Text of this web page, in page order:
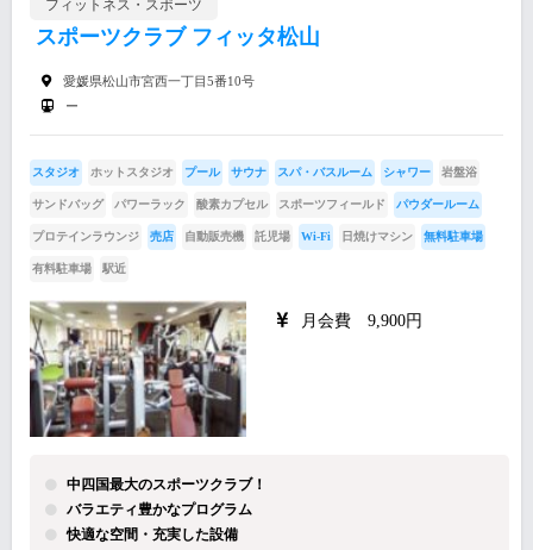
フィットネス・スポーツ
スポーツクラブ フィッタ松山
愛媛県松山市宮西一丁目5番10号
ー
スタジオ ホットスタジオ プール サウナ スパ・バスルーム シャワー 岩盤浴
サンドバッグ パワーラック 酸素カプセル スポーツフィールド パウダールーム
プロテインラウンジ 売店 自動販売機 託児場 Wi-Fi 日焼けマシン 無料駐車場
有料駐車場 駅近
月会費 9,900円
中四国最大のスポーツクラブ！
バラエティ豊かなプログラム
快適な空間・充実した設備